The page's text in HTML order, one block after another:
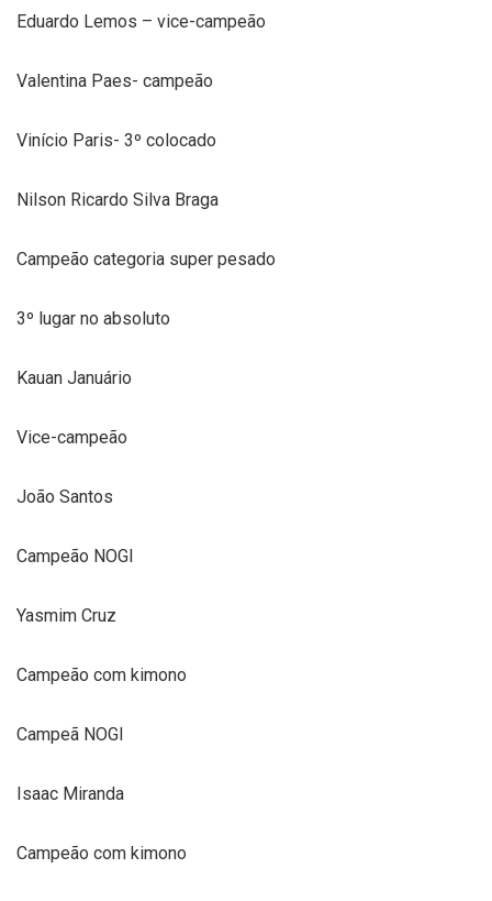
Eduardo Lemos – vice-campeão
Valentina Paes- campeão
Vinício Paris- 3º colocado
Nilson Ricardo Silva Braga
Campeão categoria super pesado
3º lugar no absoluto
Kauan Januário
Vice-campeão
João Santos
Campeão NOGI
Yasmim Cruz
Campeão com kimono
Campeã NOGI
Isaac Miranda
Campeão com kimono